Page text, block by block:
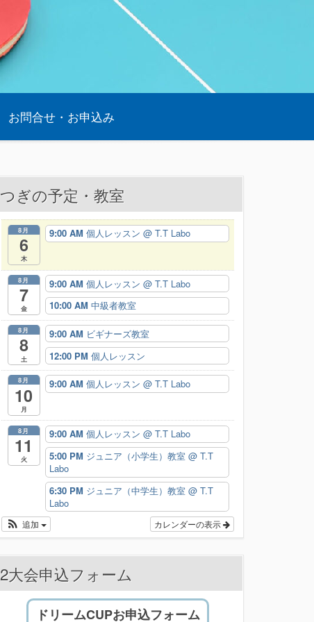
お問合せ・お申込み
つぎの予定・教室
8月
6
木
9:00 AM 個人レッスン @ T.T Labo
8月
7
金
9:00 AM 個人レッスン @ T.T Labo
10:00 AM 中級者教室
8月
8
土
9:00 AM ビギナーズ教室
12:00 PM 個人レッスン
8月
10
月
9:00 AM 個人レッスン @ T.T Labo
8月
11
火
9:00 AM 個人レッスン @ T.T Labo
5:00 PM ジュニア（小学生）教室 @ T.T
Labo
6:30 PM ジュニア（中学生）教室 @ T.T
Labo
カレンダーの表示
追加
2大会申込フォーム
ドリームCUPお申込フォーム